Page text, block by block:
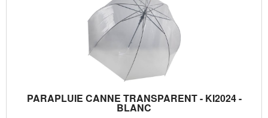
PARAPLUIE CANNE TRANSPARENT - KI2024 -
BLANC